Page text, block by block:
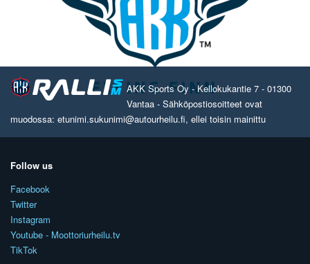
AKK Sports Oy - Kellokukantie 7 - 01300
Vantaa - Sähköpostiosoitteet ovat
muodossa: etunimi.sukunimi@autourheilu.fi, ellei toisin mainittu
Follow us
Facebook
Twitter
Instagram
Youtube - Moottoriurheilu.tv
TikTok